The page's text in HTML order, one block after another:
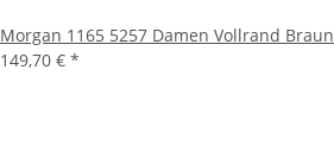
Morgan 1165 5257 Damen Vollrand Braun
149,70 € *